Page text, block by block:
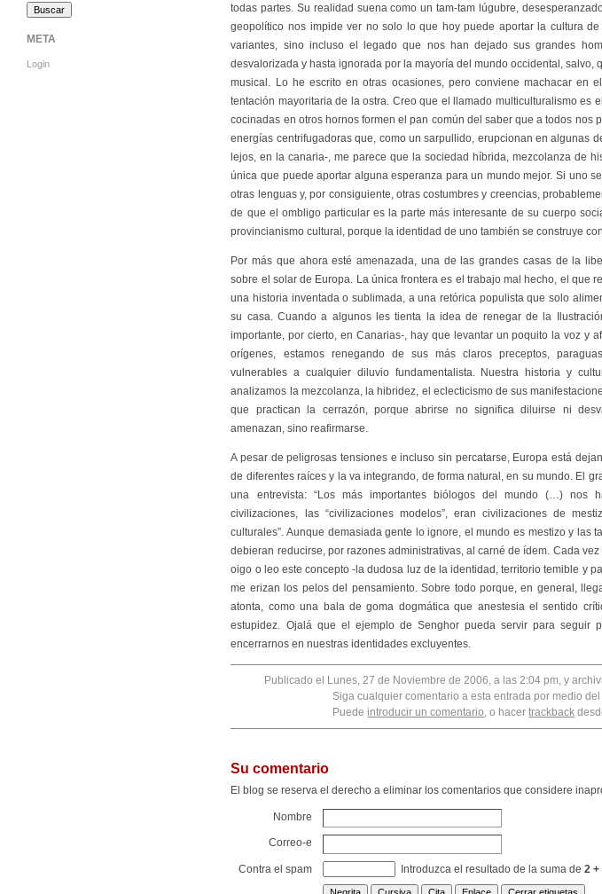
todas partes. Su realidad suena como un tam-tam lúgubre,
geopolítico nos impide ver no solo lo que hoy puede aportar la cultura
variantes, sino incluso el legado que nos han dejado sus grandes
desvalorizada y hasta ignorada por la mayoría del mundo occidental, salvo,
musical. Lo he escrito en otras ocasiones, pero conviene machacar en
tentación mayoritaria de la ostra. Creo que el llamado multiculturalismo es
cocinadas en otros hornos formen el pan común del saber que a todos nos
energías centrifugadoras que, como un sarpullido, erupcionan en algunas
lejos, en la canaria-, me parece que la sociedad híbrida, mezcolanza de
única que puede aportar alguna esperanza para un mundo mejor. Si uno
otras lenguas y, por consiguiente, otras costumbres y creencias,
de que el ombligo particular es la parte más interesante de su cuerpo
provincianismo cultural, porque la identidad de uno también se construye
Por más que ahora esté amenazada, una de las grandes casas de la
sobre el solar de Europa. La única frontera es el trabajo mal hecho, el que
una historia inventada o sublimada, a una retórica populista que solo
su casa. Cuando a algunos les tienta la idea de renegar de la
importante, por cierto, en Canarias-, hay que levantar un poquito la voz y
orígenes, estamos renegando de sus más claros preceptos,
vulnerables a cualquier diluvio fundamentalista. Nuestra historia y
analizamos la mezcolanza, la hibridez, el eclecticismo de sus
que practican la cerrazón, porque abrirse no significa diluirse ni
amenazan, sino reafirmarse.
A pesar de peligrosas tensiones e incluso sin percatarse, Europa está
de diferentes raíces y la va integrando, de forma natural, en su mundo. El
una entrevista: “Los más importantes biólogos del mundo (…) nos
civilizaciones, las “civilizaciones modelos”, eran civilizaciones de
culturales”. Aunque demasiada gente lo ignore, el mundo es mestizo y las
debieran reducirse, por razones administrativas, al carné de ídem. Cada
oigo o leo este concepto -la dudosa luz de la identidad, territorio temible y
me erizan los pelos del pensamiento. Sobre todo porque, en general,
atonta, como una bala de goma dogmática que anestesia el sentido
estupidez. Ojalá que el ejemplo de Senghor pueda servir para seguir
encerrarnos en nuestras identidades excluyentes.
Publicado el Lunes, 27 de Noviembre de 2006, a las 2:04 pm, y
Siga cualquier comentario a esta entrada por medio del
Puedeintroducir un comentario, o hacertrackback
Su comentario
El blog se reserva el derecho a eliminar los comentarios que considere
Nombre
Correo-e
Contra el spam Introduzca el resultado de la suma de2 +
META
Login